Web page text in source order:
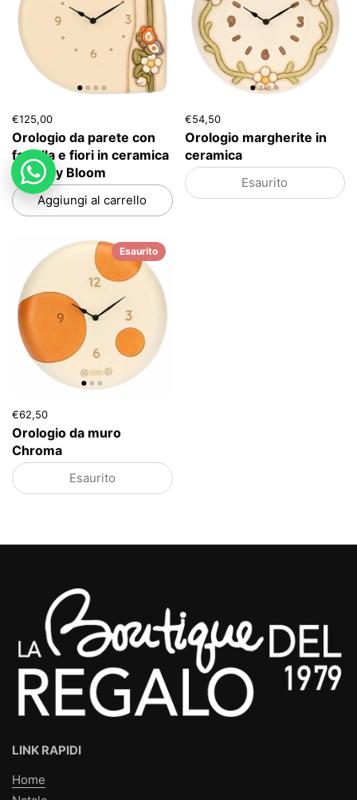
€125,00
Orologio da parete con
farfalla e fiori in ceramica
Country Bloom
Aggiungi al carrello
€54,50
Orologio margherite in
ceramica
Esaurito
€62,50
Orologio da muro
Chroma
Esaurito
Esaurito
LINK RAPIDI
Home